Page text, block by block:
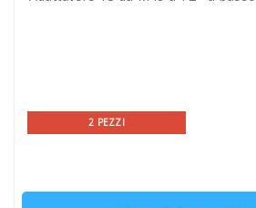
2 PEZZI